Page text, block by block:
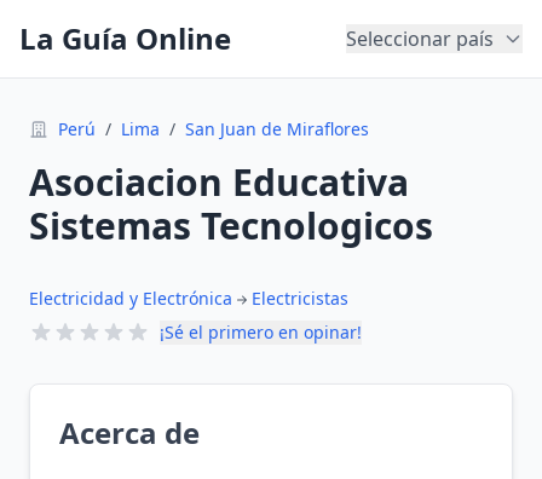
La Guía Online Seleccionar país
Perú / Lima / San Juan de Miraflores
Asociacion Educativa
Sistemas Tecnologicos
Electricidad y Electrónica
Electricistas
¡Sé el primero en opinar!
Acerca de